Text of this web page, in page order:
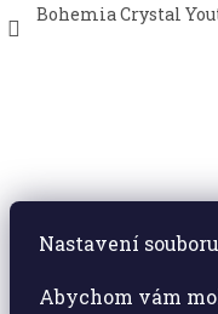
Nastavení
Abychom vám
Bohemia Crystal